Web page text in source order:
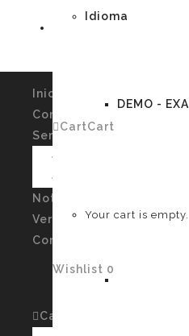
Idioma
DEMO -
CartCart
Your cart is empty.
Wishlist 0
Inicio
Conócenos
Servicios
Noticias
Verssiones
Contacto
Cart